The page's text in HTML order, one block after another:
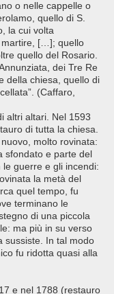
o nelle cappelle o
quello di S.
la cui volta
martire, […]; quello
quello del Rosario.
dei Tre Re
della chiesa, quello di
(Caffaro,
altri altari. Nel 1593
di tutta la chiesa.
molto rovinata:
sfondato e parte del
guerre e gli incendi:
la metà del
quel tempo, fu
terminano le
di una piccola
ma più in su verso
sussiste. In tal modo
fu ridotta quasi alla
e nel 1788 (restauro